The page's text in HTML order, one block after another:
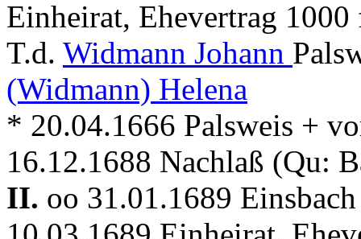
Einheirat, Ehevertrag
T.d. Widmann Johann
(Widmann) Helena
* 20.04.1666 Palsweis +
16.12.1688 Nachlaß (Qu:
II. oo 31.01.1689